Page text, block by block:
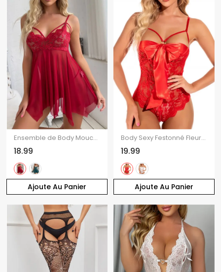
Ajoute Au Panier
Ensemble de Body Mouchoir Fleuri en Dentelle en Maille Transparente et de Culotte
18.99
Ajoute Au Panier
Body Sexy Festonné Fleuri en Dentelle Transparente avec Nœud Papillon
19.99